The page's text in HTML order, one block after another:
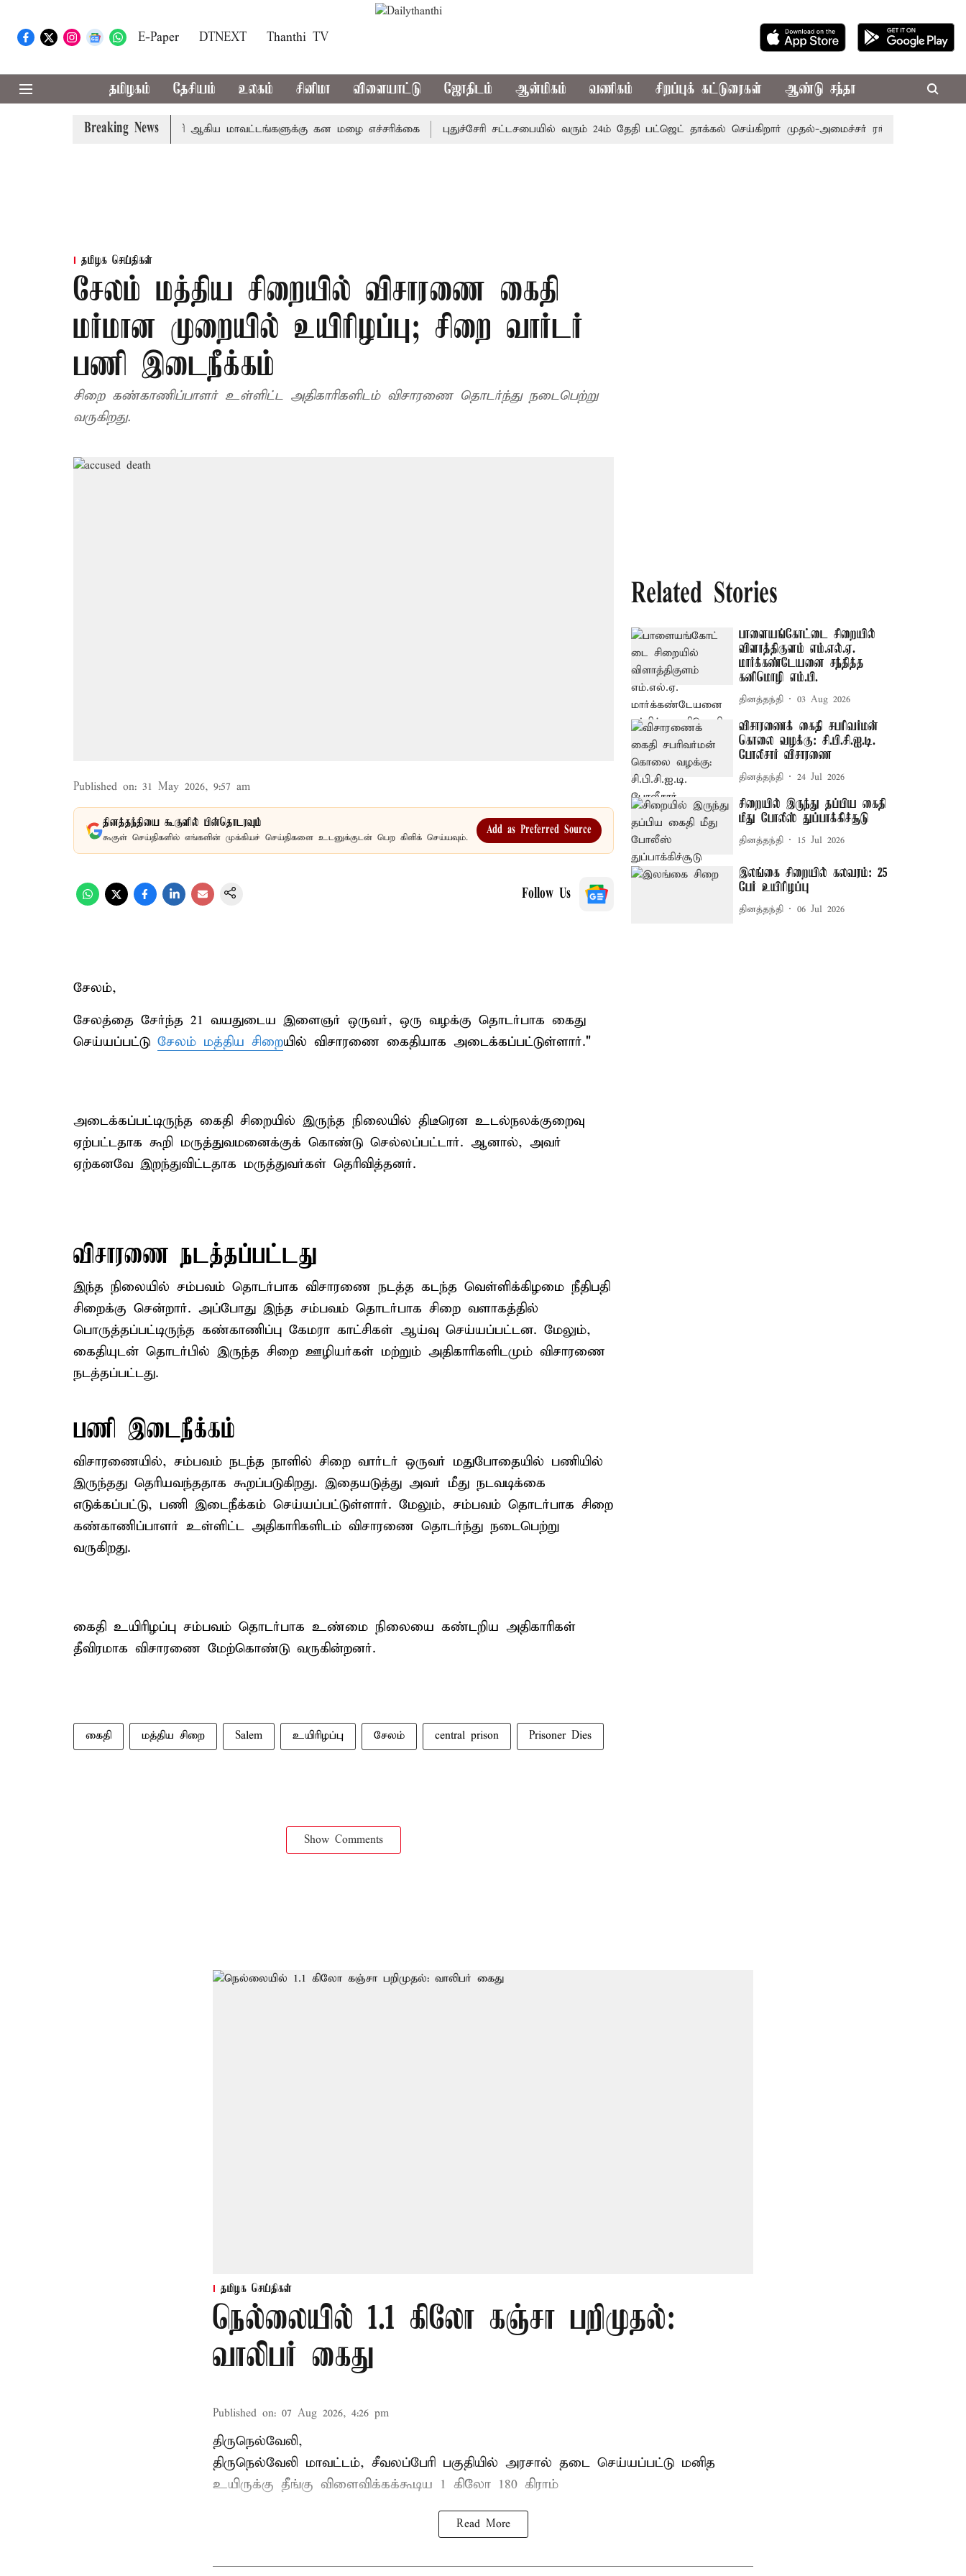
E-Paper DTNEXT Thanthi TV
தமிழகம் தேசியம் உலகம் சினிமா விளையாட்டு ஜோதிடம் ஆன்மிகம் வணிகம் சிறப்புக் கட்டுரைகள் ஆண்டு சந்தா
Breaking News
கோவை, தேனி,நீலகிரி ஆகிய மாவட்டங்களுக்கு கன மழை எச்சரிக்கை புதுச்சேரி சட்டசபையில் வரும் 24ம் தேதி பட்ஜெட் தாக்கல் செய்கிறார் முதல்-அமைச்சர் ரங்கசாமி
தமிழக செய்திகள்
சேலம் மத்திய சிறையில் விசாரணை கைதி
மர்மான முறையில் உயிரிழப்பு; சிறை வார்டர்
பணி இடைநீக்கம்
சிறை கண்காணிப்பாளர் உள்ளிட்ட அதிகாரிகளிடம் விசாரணை தொடர்ந்து நடைபெற்று
வருகிறது.
Published on: 31 May 2026, 9:57 am
தினத்தந்தியை கூகுளில் பின்தொடரவும்
கூகுள் செய்திகளில் எங்களின் முக்கியச் செய்திகளை உடனுக்குடன் பெற கிளிக் செய்யவும்.
Add as Preferred Source
Follow Us
சேலம்,
சேலத்தை சேர்ந்த 21 வயதுடைய இளைஞர் ஒருவர், ஒரு வழக்கு தொடர்பாக கைது
செய்யப்பட்டு சேலம் மத்திய சிறையில் விசாரணை கைதியாக அடைக்கப்பட்டுள்ளார்."
அடைக்கப்பட்டிருந்த கைதி சிறையில் இருந்த நிலையில் திடீரென உடல்நலக்குறைவு
ஏற்பட்டதாக கூறி மருத்துவமனைக்குக் கொண்டு செல்லப்பட்டார். ஆனால், அவர்
ஏற்கனவே இறந்துவிட்டதாக மருத்துவர்கள் தெரிவித்தனர்.
விசாரணை நடத்தப்பட்டது
இந்த நிலையில் சம்பவம் தொடர்பாக விசாரணை நடத்த கடந்த வெள்ளிக்கிழமை நீதிபதி
சிறைக்கு சென்றார். அப்போது இந்த சம்பவம் தொடர்பாக சிறை வளாகத்தில்
பொருத்தப்பட்டிருந்த கண்காணிப்பு கேமரா காட்சிகள் ஆய்வு செய்யப்பட்டன. மேலும்,
கைதியுடன் தொடர்பில் இருந்த சிறை ஊழியர்கள் மற்றும் அதிகாரிகளிடமும் விசாரணை
நடத்தப்பட்டது.
பணி இடைநீக்கம்
விசாரணையில், சம்பவம் நடந்த நாளில் சிறை வார்டர் ஒருவர் மதுபோதையில் பணியில்
இருந்தது தெரியவந்ததாக கூறப்படுகிறது. இதையடுத்து அவர் மீது நடவடிக்கை
எடுக்கப்பட்டு, பணி இடைநீக்கம் செய்யப்பட்டுள்ளார். மேலும், சம்பவம் தொடர்பாக சிறை
கண்காணிப்பாளர் உள்ளிட்ட அதிகாரிகளிடம் விசாரணை தொடர்ந்து நடைபெற்று
வருகிறது.
கைதி உயிரிழப்பு சம்பவம் தொடர்பாக உண்மை நிலையை கண்டறிய அதிகாரிகள்
தீவிரமாக விசாரணை மேற்கொண்டு வருகின்றனர்.
கைதி மத்திய சிறை Salem உயிரிழப்பு சேலம் central prison Prisoner Dies
Show Comments
Related Stories
பாளையங்கோட்டை சிறையில்
விளாத்திகுளம் எம்.எல்.ஏ.
மார்க்கண்டேயனை சந்தித்த
கனிமொழி எம்.பி.
தினத்தந்தி 03 Aug 2026
விசாரணைக் கைதி சபரிவர்மன்
கொலை வழக்கு: சி.பி.சி.ஐ.டி.
போலீசார் விசாரணை
தினத்தந்தி 24 Jul 2026
சிறையில் இருந்து தப்பிய கைதி
மீது போலீஸ் துப்பாக்கிச்சூடு
தினத்தந்தி 15 Jul 2026
இலங்கை சிறையில் கலவரம்: 25
பேர் உயிரிழப்பு
தினத்தந்தி 06 Jul 2026
தமிழக செய்திகள்
நெல்லையில் 1.1 கிலோ கஞ்சா பறிமுதல்:
வாலிபர் கைது
Published on: 07 Aug 2026, 4:26 pm
திருநெல்வேலி,
திருநெல்வேலி மாவட்டம், சீவலப்பேரி பகுதியில் அரசால் தடை செய்யப்பட்டு மனித
உயிருக்கு தீங்கு விளைவிக்கக்கூடிய 1 கிலோ 180 கிராம்
Read More